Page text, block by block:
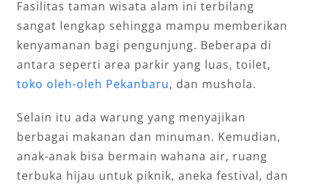
Fasilitas taman wisata alam ini terbilang
sangat lengkap sehingga mampu memberikan
kenyamanan bagi pengunjung. Beberapa di
antara seperti area parkir yang luas, toilet,
toko oleh-oleh Pekanbaru, dan mushola.
Selain itu ada warung yang menyajikan
berbagai makanan dan minuman. Kemudian,
anak-anak bisa bermain wahana air, ruang
terbuka hijau untuk piknik, aneka festival, dan